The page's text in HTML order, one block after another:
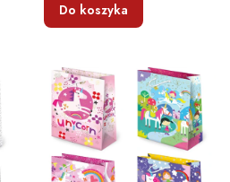
Do koszyka